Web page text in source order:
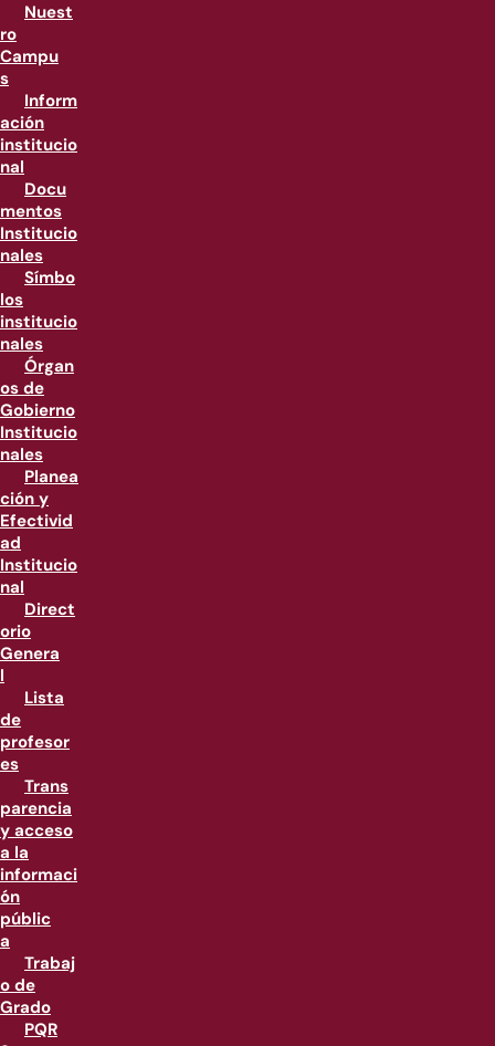
Nuest
ro
Campu
s
Inform
ación
institucio
nal
Docu
mentos
Institucio
nales
Símbo
los
institucio
nales
Órgan
os de
Gobierno
Institucio
nales
Planea
ción y
Efectivid
ad
Institucio
nal
Direct
orio
Genera
l
Lista
de
profesor
es
Trans
parencia
y acceso
a la
informaci
ón
públic
a
Trabaj
o de
Grado
PQR